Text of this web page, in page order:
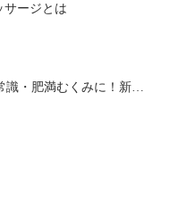
サージとは
識・肥満むくみに！新…